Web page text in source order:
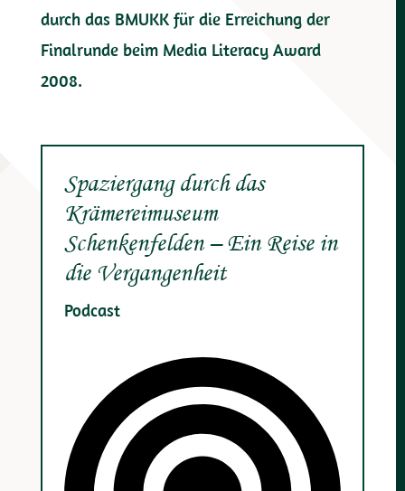
durch das BMUKK für die Erreichung der
Finalrunde beim Media Literacy Award
2008.
Spaziergang durch das
Krämereimuseum
Schenkenfelden – Ein Reise in
die Vergangenheit
Podcast